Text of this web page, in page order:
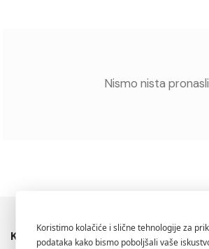
Nismo nista pronasli
Kategorije